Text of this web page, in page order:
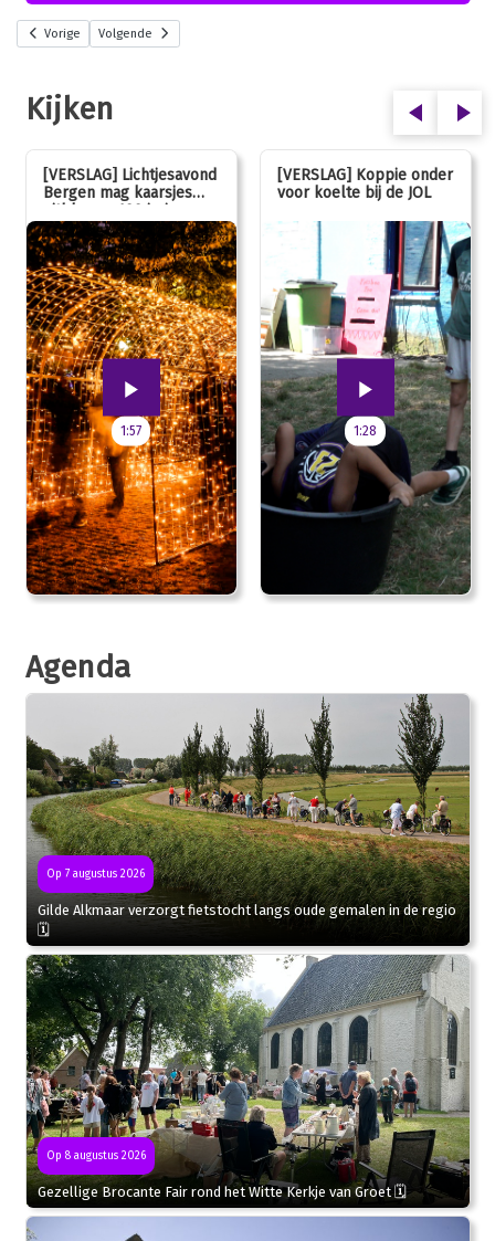
Vorige Volgende
Kijken
[VERSLAG] Lichtjesavond
Bergen mag kaarsjes
uitblazen: 100 jarig
jubileum!
1:57
[VERSLAG] Koppie onder
voor koelte bij de JOL
1:28
Agenda
Op 7 augustus 2026
Gilde Alkmaar verzorgt fietstocht langs oude gemalen in de regio
🗓
Op 8 augustus 2026
Gezellige Brocante Fair rond het Witte Kerkje van Groet 🗓